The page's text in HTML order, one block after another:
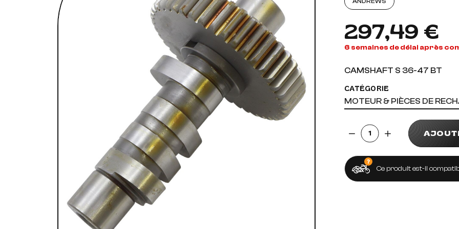
SELLES & SISSYBARS
REPOSE PIEDS & COMMANDES AUX PIEDS
CHAMBRES À AIR & ACCESSOIRES
AUDIO, VIDÉO ET FIXATIONS
297,49 €
6 semaines de délai après
CAMSHAFT S 36-47 BT
CATÉGORIE
MOTEUR & PIÈCES DE
Quantité
Ce produit est-il